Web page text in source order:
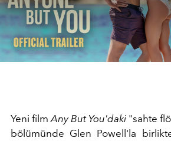
Yeni film Any But You'daki "sahte
bölümünde Glen Powell'la